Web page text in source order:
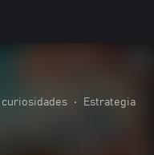
curiosidades •
Estrategia